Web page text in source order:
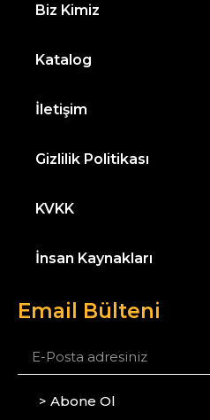
Biz Kimiz
Katalog
İletişim
Gizlilik Politikası
KVKK
İnsan Kaynakları
Email Bülteni
> Abone Ol